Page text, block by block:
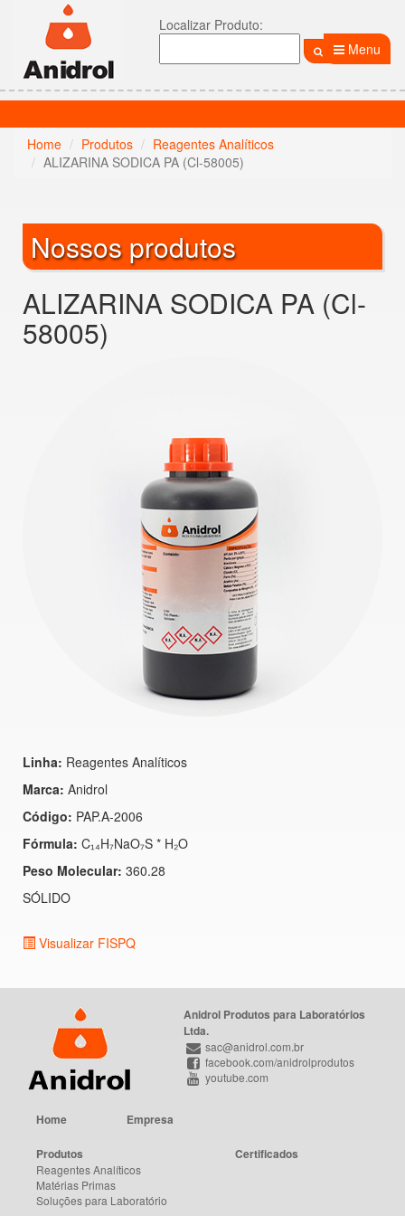
Localizar Produto:
Menu
Home Produtos
Reagentes Analíticos
ALIZARINA SODICA PA (Cl-58005)
Nossos produtos
ALIZARINA SODICA PA (Cl-
58005)
Linha: Reagentes Analíticos
Marca: Anidrol
Código: PAP.A-2006
Fórmula: C₁₄H₇NaO₇S * H₂O
Peso Molecular: 360.28
SÓLIDO
Visualizar FISPQ
Anidrol Produtos para Laboratórios
Ltda.
sac@anidrol.com.br
facebook.com/anidrolprodutos
youtube.com
Home Empresa
Produtos
Reagentes Analíticos
Matérias Primas
Soluções para Laboratório
Certificados